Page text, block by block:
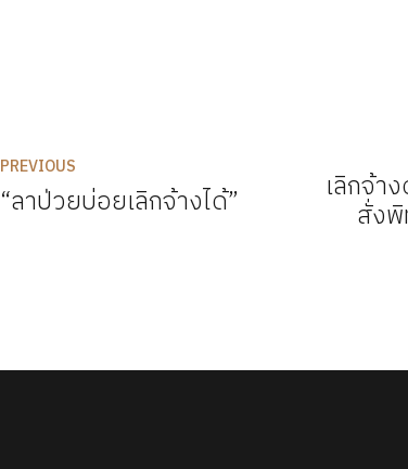
PREVIOUS
“ลาป่วยบ่อยเลิกจ้างได้” เลิกจ้า
สั่งพิ